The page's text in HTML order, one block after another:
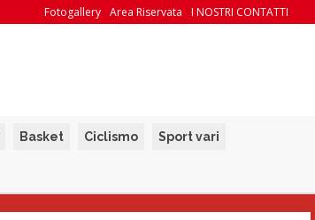
I NOSTRI CONTATTI
Area Riservata
Fotogallery
Basket Ciclismo Sport vari